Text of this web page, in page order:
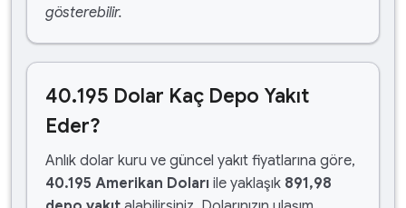
gösterebilir.
40.195 Dolar Kaç Depo Yakıt
Eder?
Anlık dolar kuru ve güncel yakıt fiyatlarına göre,
40.195 Amerikan Doları ile yaklaşık 891,98